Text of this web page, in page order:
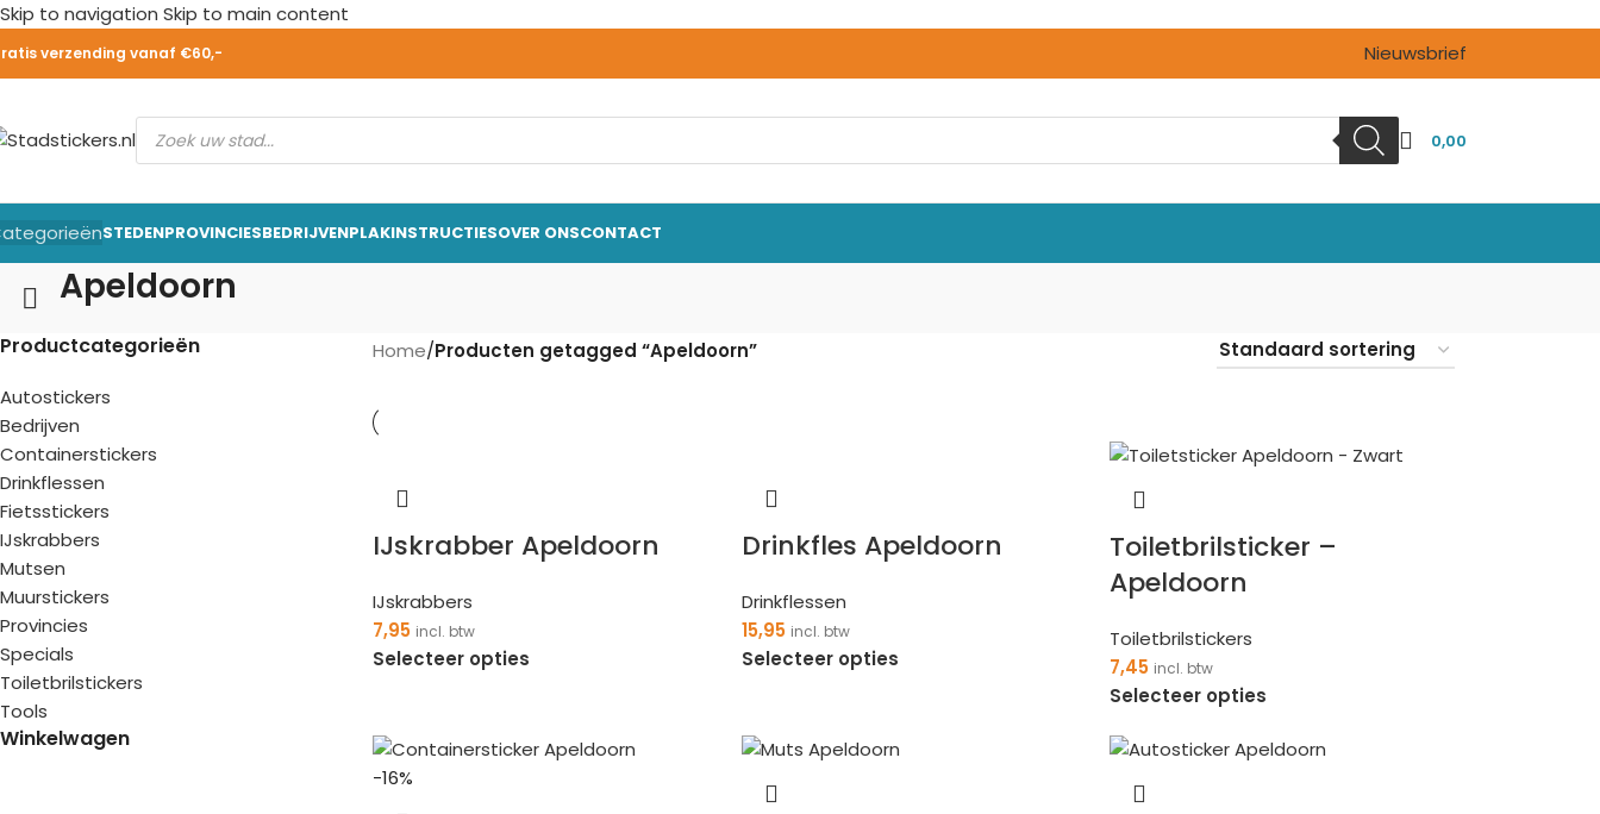
Skip to navigation Skip to main content
verzending vanaf €60,- Nieuwsbrief
0,00
STEDENPROVINCIESBEDRIJVENPLAKINSTRUCTIESOVER ONSCONTACT
Apeldoorn
Productcategorieën
Autostickers
Bedrijven
Containerstickers
Drinkflessen
Fietsstickers
IJskrabbers
Mutsen
Muurstickers
Provincies
Specials
Toiletbrilstickers
Tools
Winkelwagen
Home/Producten getagged “Apeldoorn”
IJskrabber Apeldoorn
IJskrabbers
7,95 incl. btw
Selecteer opties
Drinkfles Apeldoorn
Drinkflessen
15,95 incl. btw
Selecteer opties
Toiletbrilsticker –
Apeldoorn
Toiletbrilstickers
7,45 incl. btw
Selecteer opties
-16%